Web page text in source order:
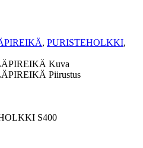
, PURISTEHOLKKI,
S400